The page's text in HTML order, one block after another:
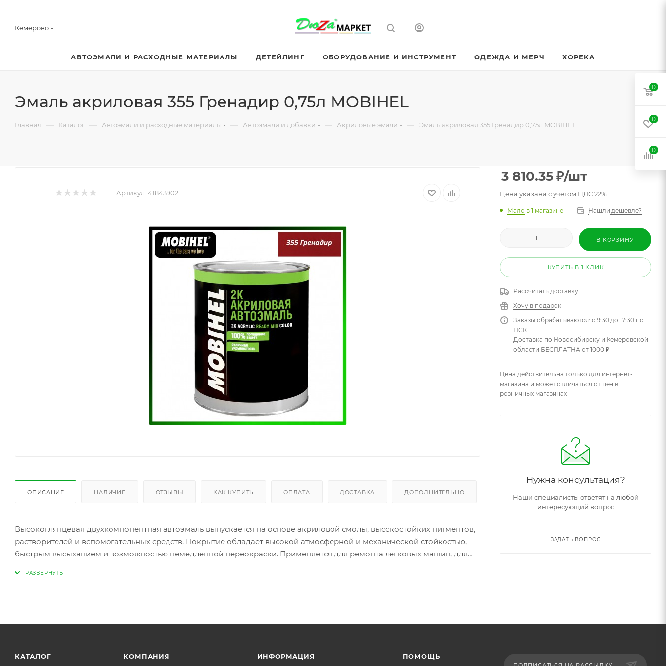
Кемерово
АВТОЭМАЛИ И РАСХОДНЫЕ МАТЕРИАЛЫ ДЕТЕЙЛИНГ ОБОРУДОВАНИЕ И ИНСТРУМЕНТ ОДЕЖДА И МЕРЧ ХОРЕКА
Эмаль акриловая 355 Гренадир 0,75л MOBIHEL
Главная — Каталог — Автоэмали и расходные материалы — Автоэмали и добавки — Акриловые эмали — Эмаль акриловая 355 Гренадир 0,75л MOBIHEL
Артикул: 41843902
ОПИСАНИЕ НАЛИЧИЕ ОТЗЫВЫ КАК КУПИТЬ ОПЛАТА ДОСТАВКА ДОПОЛНИТЕЛЬНО
Высокоглянцевая двухкомпонентная автоэмаль выпускается на основе акриловой смолы, высокостойких пигментов,
растворителей и вспомогательных средств. Покрытие обладает высокой атмосферной и механической стойкостью,
быстрым высыханием и возможностью немедленной переокраски. Применяется для ремонта легковых машин, для
3 810.35 ₽/шт
Цена указана с учетом НДС 22%
Мало в 1 магазине Нашли дешевле?
В КОРЗИНУ
КУПИТЬ В 1 КЛИК
Рассчитать доставку
Хочу в подарок
Заказы обрабатываются: с 9:30 до 17:30 по
НСК
Доставка по Новосибирску и Кемеровской
области БЕСПЛАТНА от 1000 ₽
Цена действительна только для интернет-
магазина и может отличаться от цен в
розничных магазинах
Нужна консультация?
Наши специалисты ответят на любой
интересующий вопрос
ЗАДАТЬ ВОПРОС
КАТАЛОГ КОМПАНИЯ ИНФОРМАЦИЯ ПОМОЩЬ
0
0
0